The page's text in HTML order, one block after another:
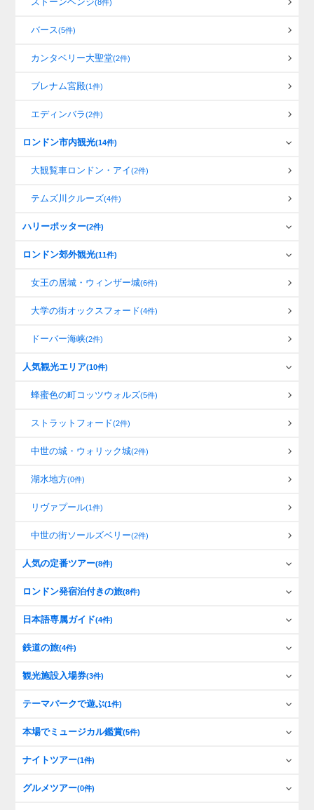
(8件)
バース(5件)
カンタベリー大聖堂(2件)
ブレナム宮殿(1件)
エディンバラ(2件)
ロンドン市内観光(14件)
大観覧車ロンドン・アイ(2件)
テムズ川クルーズ(4件)
ハリーポッター(2件)
ロンドン郊外観光(11件)
女王の居城・ウィンザー城(6件)
大学の街オックスフォード(4件)
ドーバー海峡(2件)
人気観光エリア(10件)
蜂蜜色の町コッツウォルズ(5件)
ストラットフォード(2件)
中世の城・ウォリック城(2件)
湖水地方(0件)
リヴァプール(1件)
中世の街ソールズベリー(2件)
人気の定番ツアー(8件)
ロンドン発宿泊付きの旅(8件)
日本語専属ガイド(4件)
鉄道の旅(4件)
観光施設入場券(3件)
テーマパークで遊ぶ(1件)
本場でミュージカル鑑賞(5件)
ナイトツアー(1件)
グルメツアー(0件)